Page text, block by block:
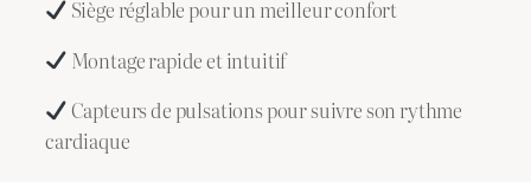
Siège réglable pour un meilleur confort
Montage rapide et intuitif
Capteurs de pulsations pour suivre son rythme
cardiaque